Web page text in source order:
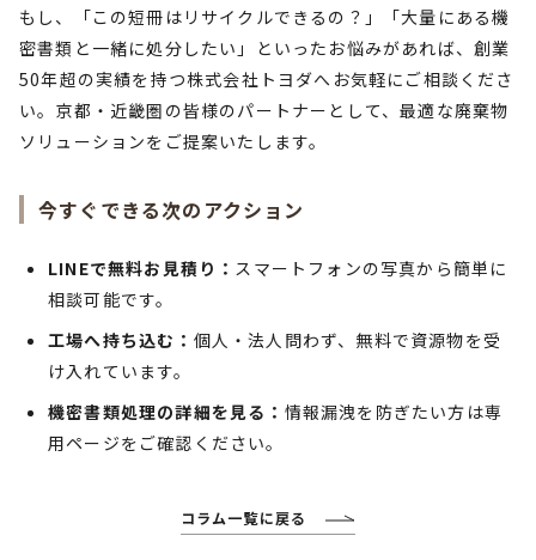
もし、「この短冊はリサイクルできるの？」「大量にある機
密書類と一緒に処分したい」といったお悩みがあれば、創業
50年超の実績を持つ株式会社トヨダへお気軽にご相談くださ
い。京都・近畿圏の皆様のパートナーとして、最適な廃棄物
ソリューションをご提案いたします。
今すぐできる次のアクション
LINEで無料お見積り： スマートフォンの写真から簡単に
相談可能です。
工場へ持ち込む： 個人・法人問わず、無料で資源物を受
け入れています。
機密書類処理の詳細を見る： 情報漏洩を防ぎたい方は専
用ページをご確認ください。
コラム一覧に戻る